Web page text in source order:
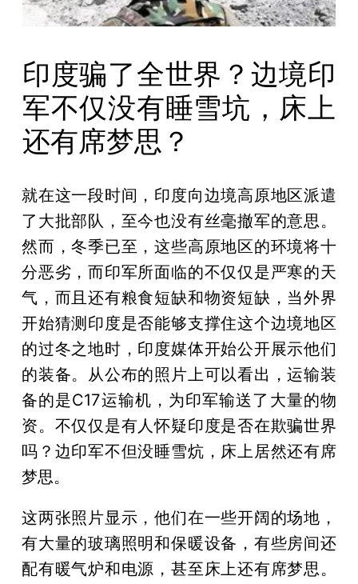
印度骗了全世界？边境印
军不仅没有睡雪坑，床上
还有席梦思？
就在这一段时间，印度向边境高原地区派遣
了大批部队，至今也没有丝毫撤军的意思。
然而，冬季已至，这些高原地区的环境将十
分恶劣，而印军所面临的不仅仅是严寒的天
气，而且还有粮食短缺和物资短缺，当外界
开始猜测印度是否能够支撑住这个边境地区
的过冬之地时，印度媒体开始公开展示他们
的装备。从公布的照片上可以看出，运输装
备的是C17运输机，为印军输送了大量的物
资。不仅仅是有人怀疑印度是否在欺骗世界
吗？边印军不但没睡雪炕，床上居然还有席
梦思。
这两张照片显示，他们在一些开阔的场地，
有大量的玻璃照明和保暖设备，有些房间还
配有暖气炉和电源，甚至床上还有席梦思。